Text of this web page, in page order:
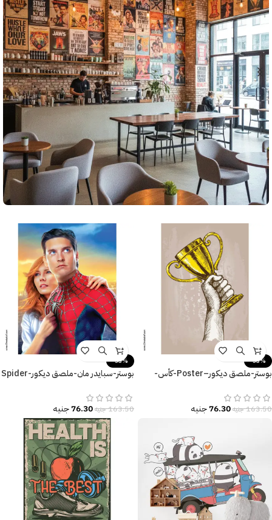
-53%
بوستر-ملصق ديكور–Poster-كأس-
163.50جنيه76.30جنيه
-53%
بوستر-سبايدر مان-ملصق ديكور-Spider
163.50جنيه76.30جنيه